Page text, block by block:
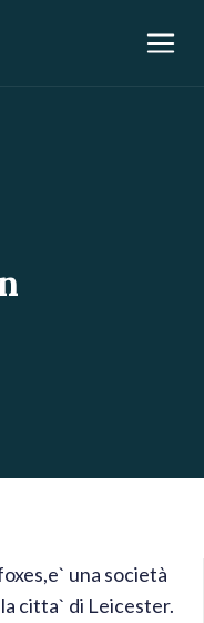
una società
citta` di Leicester.